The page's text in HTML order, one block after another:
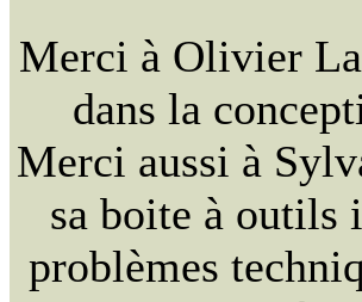
Merci à Olivier
dans la
Merci aussi à
sa boite à outils
problèmes